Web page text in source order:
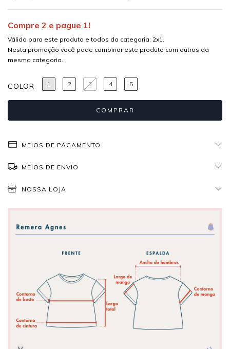
Compre 2 e pague 1!
Válido para este produto e todos da categoria: 2x1.
Nesta promoção você pode combinar este produto com outros da
mesma categoria.
COLOR 1 2 3 4 5
MEIOS DE PAGAMENTO
MEIOS DE ENVIO
NOSSA LOJA